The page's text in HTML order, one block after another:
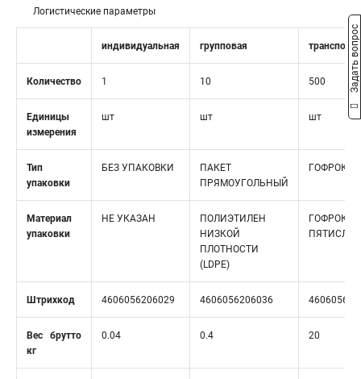
Логистические параметры
индивидуальная групповая
Количество 1 10 500
Единицы
измерения
шт шт шт
Тип
упаковки
БЕЗ УПАКОВКИ
ПАКЕТ
ПРЯМОУГОЛЬНЫЙ
Материал
упаковки
НЕ УКАЗАН
ПОЛИЭТИЛЕН
НИЗКОЙ
ПЛОТНОСТИ
(LDPE)
Штрихкод 4606056206029 4606056206036
Вес брутто
кг
0.04 0.4 20
Задать вопрос